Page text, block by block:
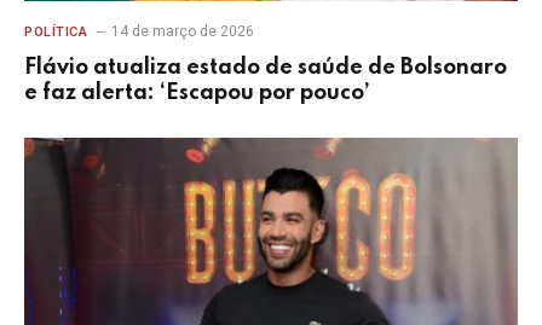
POLÍTICA 14 de março de 2026
Flávio atualiza estado de saúde de Bolsonaro
e faz alerta: ‘Escapou por pouco’